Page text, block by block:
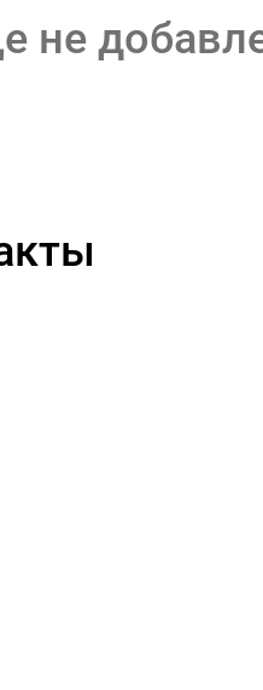
не